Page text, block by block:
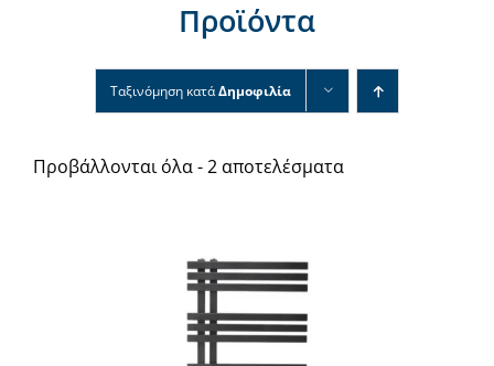
Επικοινωνία
Προϊόντα
Ταξινόμηση κατάΔημοφιλία
Προβάλλονται όλα - 2 αποτελέσματα